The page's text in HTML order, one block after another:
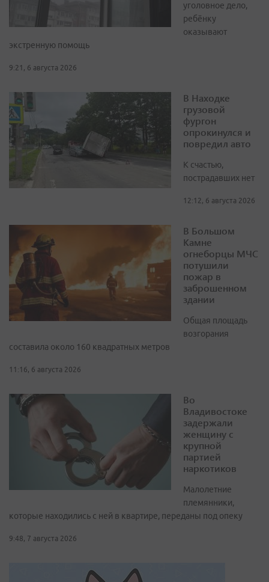
уголовное дело,
ребёнку
оказывают
экстренную помощь
9:21, 6 августа 2026
В Находке
грузовой
фургон
опрокинулся и
повредил авто
К счастью,
пострадавших нет
12:12, 6 августа 2026
В Большом
Камне
огнеборцы МЧС
потушили
пожар в
заброшенном
здании
Общая площадь
возгорания
составила около 160 квадратных метров
11:16, 6 августа 2026
Во
Владивостоке
задержали
женщину с
крупной
партией
наркотиков
Малолетние
племянники,
которые находились с ней в квартире, переданы под опеку
9:48, 7 августа 2026